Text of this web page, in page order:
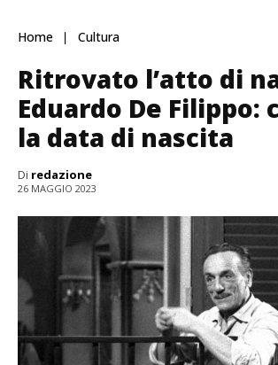
Home Cultura
Ritrovato l’atto di
Eduardo De Filippo:
la data di nascita
Di redazione
26 MAGGIO 2023